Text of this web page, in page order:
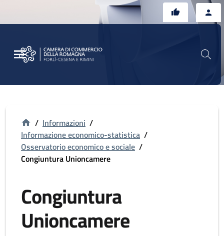
/ Informazioni /
Informazione economico-statistica /
Osservatorio economico e sociale /
Congiuntura Unioncamere
Congiuntura
Unioncamere